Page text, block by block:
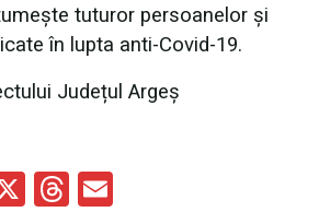
tuturor persoanelor și
în lupta anti-Covid-19.
Județul Argeș
X
T